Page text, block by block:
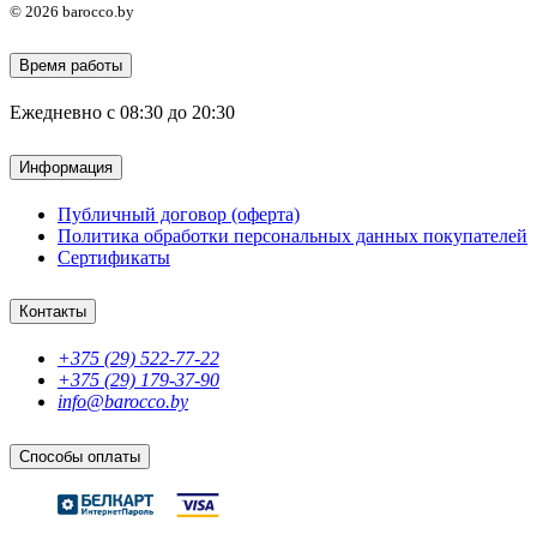
© 2026 barocco.by
Время работы
Ежедневно с 08:30 до 20:30
Информация
Публичный договор (оферта)
Политика обработки персональных данных покупателей
Сертификаты
Контакты
+375 (29) 522-77-22
+375 (29) 179-37-90
info@barocco.by
Способы оплаты